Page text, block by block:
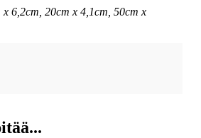
6,2cm, 20cm x 4,1cm, 50cm x